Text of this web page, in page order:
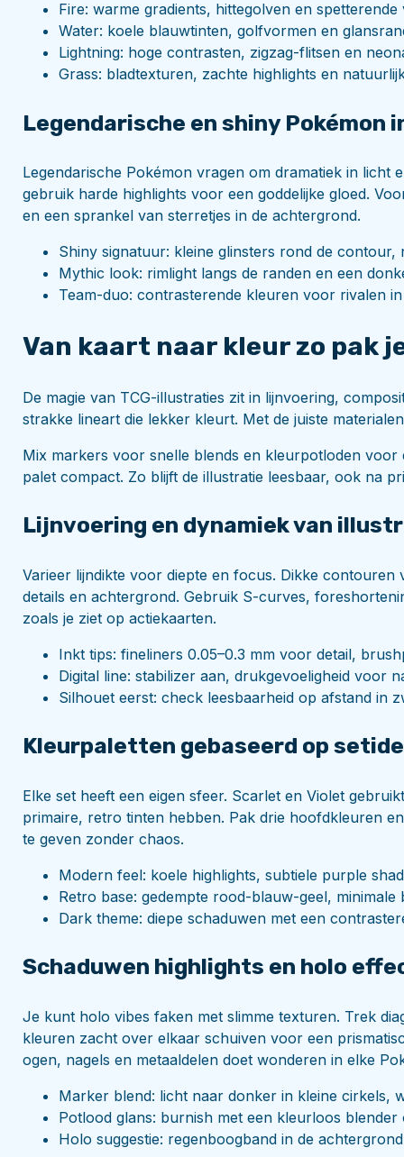
Fire: warme gradients, hittegolven en spetterende
Water: koele blauwtinten, golfvormen en
Lightning: hoge contrasten, zigzag-flitsen en
Grass: bladtexturen, zachte highlights en
Legendarische en shiny Pokémon
Legendarische Pokémon vragen om dramatiek in licht
gebruik harde highlights voor een goddelijke gloed.
en een sprankel van sterretjes in de achtergrond.
Shiny signatuur: kleine glinsters rond de contour,
Mythic look: rimlight langs de randen en een
Team-duo: contrasterende kleuren voor rivalen
Van kaart naar kleur zo pak
De magie van TCG-illustraties zit in lijnvoering,
strakke lineart die lekker kleurt. Met de juiste
Mix markers voor snelle blends en kleurpotloden
palet compact. Zo blijft de illustratie leesbaar, ook na
Lijnvoering en dynamiek van
Varieer lijndikte voor diepte en focus. Dikke
details en achtergrond. Gebruik S-curves,
zoals je ziet op actiekaarten.
Inkt tips: fineliners 0.05–0.3 mm voor detail,
Digital line: stabilizer aan, drukgevoeligheid voor
Silhouet eerst: check leesbaarheid op afstand in
Kleurpaletten gebaseerd op
Elke set heeft een eigen sfeer. Scarlet en Violet
primaire, retro tinten hebben. Pak drie hoofdkleuren
te geven zonder chaos.
Modern feel: koele highlights, subtiele purple
Retro base: gedempte rood-blauw-geel,
Dark theme: diepe schaduwen met een
Schaduwen highlights en holo
Je kunt holo vibes faken met slimme texturen. Trek
kleuren zacht over elkaar schuiven voor een
ogen, nagels en metaaldelen doet wonderen in elke
Marker blend: licht naar donker in kleine cirkels,
Potlood glans: burnish met een kleurloos
Holo suggestie: regenboogband in de